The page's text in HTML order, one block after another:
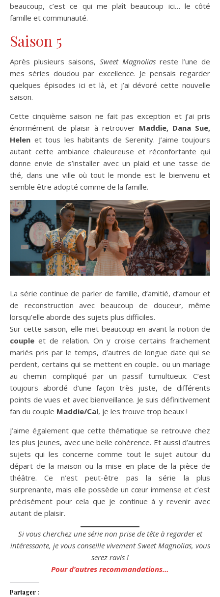
beaucoup, c’est ce qui me plaît beaucoup ici… le côté
famille et communauté.
Saison 5
Après plusieurs saisons, Sweet Magnolias reste l’une de
mes séries doudou par excellence. Je pensais regarder
quelques épisodes ici et là, et j’ai dévoré cette nouvelle
saison.
Cette cinquième saison ne fait pas exception et j’ai pris
énormément de plaisir à retrouver Maddie, Dana Sue,
Helen et tous les habitants de Serenity. J’aime toujours
autant cette ambiance chaleureuse et réconfortante qui
donne envie de s’installer avec un plaid et une tasse de
thé, dans une ville où tout le monde est le bienvenu et
semble être adopté comme de la famille.
La série continue de parler de famille, d’amitié, d’amour et
de reconstruction avec beaucoup de douceur, même
lorsqu’elle aborde des sujets plus difficiles.
Sur cette saison, elle met beaucoup en avant la notion de
couple et de relation. On y croise certains fraichement
mariés pris par le temps, d’autres de longue date qui se
perdent, certains qui se mettent en couple.. ou un mariage
au chemin compliqué par un passif tumultueux. C’est
toujours abordé d’une façon très juste, de différents
points de vues et avec bienveillance. Je suis définitivement
fan du couple Maddie/Cal, je les trouve trop beaux !
J’aime également que cette thématique se retrouve chez
les plus jeunes, avec une belle cohérence. Et aussi d’autres
sujets qui les concerne comme tout le sujet autour du
départ de la maison ou la mise en place de la pièce de
théâtre. Ce n’est peut-être pas la série la plus
surprenante, mais elle possède un cœur immense et c’est
précisément pour cela que je continue à y revenir avec
autant de plaisir.
Si vous cherchez une série non prise de tête à regarder et
intéressante, je vous conseille vivement Sweet Magnolias, vous
serez ravis !
Pour d’autres recommandations…
Partager :